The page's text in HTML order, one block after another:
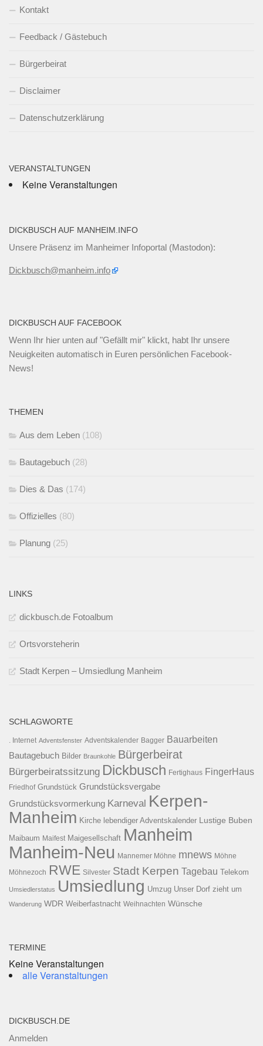
Kontakt
Feedback / Gästebuch
Bürgerbeirat
Disclaimer
Datenschutzerklärung
VERANSTALTUNGEN
Keine Veranstaltungen
DICKBUSCH AUF MANHEIM.INFO
Unsere Präsenz im Manheimer Infoportal (Mastodon):
Dickbusch@manheim.info
DICKBUSCH AUF FACEBOOK
Wenn Ihr hier unten auf "Gefällt mir" klickt, habt Ihr unsere
Neuigkeiten automatisch in Euren persönlichen Facebook-
News!
THEMEN
Aus dem Leben (108)
Bautagebuch (28)
Dies & Das (174)
Offizielles (80)
Planung (25)
LINKS
dickbusch.de Fotoalbum
Ortsvorsteherin
Stadt Kerpen – Umsiedlung Manheim
SCHLAGWORTE
. Internet Adventsfenster Adventskalender Bagger Bauarbeiten
Bautagebuch Bilder Braunkohle Bürgerbeirat
Bürgerbeiratssitzung Dickbusch Fertighaus FingerHaus
Friedhof Grundstück Grundstücksvergabe
Grundstücksvormerkung Karneval Kerpen-
Manheim Kirche lebendiger Adventskalender
Lustige Buben
Maibaum Maifest Maigesellschaft Manheim
Manheim-Neu Mannemer Möhne mnews Möhne
Möhnezoch RWE Silvester Stadt Kerpen Tagebau Telekom
Umsiedlerstatus Umsiedlung Umzug Unser Dorf zieht um
Wanderung WDR Weiberfastnacht Weihnachten Wünsche
TERMINE
Keine Veranstaltungen
alle Veranstaltungen
DICKBUSCH.DE
Anmelden